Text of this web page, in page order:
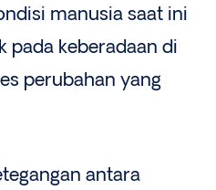
manusia saat ini
pada keberadaan di
perubahan yang
antara